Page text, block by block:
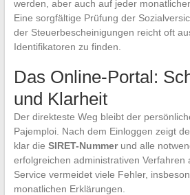
werden, aber auch auf jeder
Eine sorgfältige Prüfung der
der Steuerbescheinigungen reicht oft
Identifikatoren zu finden.
Das Online-Portal:
und Klarheit
Der direkteste Weg bleibt der
Pajemploi. Nach dem Einloggen zeigt
klar die SIRET-Nummerund alle
erfolgreichen administrativen Verfahren
Service vermeidet viele Fehler,
monatlichen Erklärungen.